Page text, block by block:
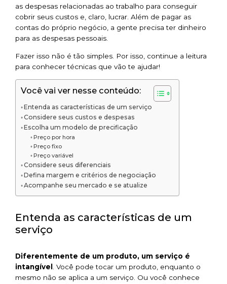
as despesas relacionadas ao trabalho para conseguir
cobrir seus custos e, claro, lucrar. Além de pagar as
contas do próprio negócio, a gente precisa ter dinheiro
para as despesas pessoais.
Fazer isso não é tão simples. Por isso, continue a leitura
para conhecer técnicas que vão te ajudar!
Você vai ver nesse conteúdo:
Entenda as características de um serviço
Considere seus custos e despesas
Escolha um modelo de precificação
Preço por hora
Preço fixo
Preço variável
Considere seus diferenciais
Defina margem e critérios de negociação
Acompanhe seu mercado e se atualize
Entenda as características de um
serviço
Diferentemente de um produto, um serviço é
intangível . Você pode tocar um produto, enquanto o
mesmo não se aplica a um serviço. Ou você conhece